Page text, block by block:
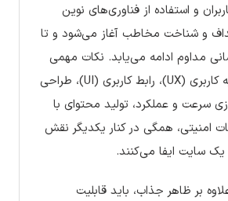
و استفاده از فناوری‌های نوین
و شناخت مخاطب آغاز می‌شود و تا
مداوم ادامه می‌یابد. نکات مهمی
مانند طراحی تجربه کاربری (UX)، رابط کاربری (UI)، طراحی
سرعت و عملکرد، تولید محتوای با
امنیتی، همگی در کنار یکدیگر نقش
سایت ایفا می‌کنند.
بر ظاهر جذاب، باید قابلیت